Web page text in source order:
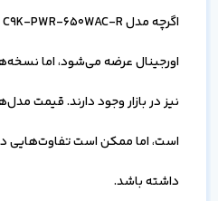
نیز در بازار وجود دارند. قیمت
است، اما ممکن است تفاوت‌هایی
داشته باشد.